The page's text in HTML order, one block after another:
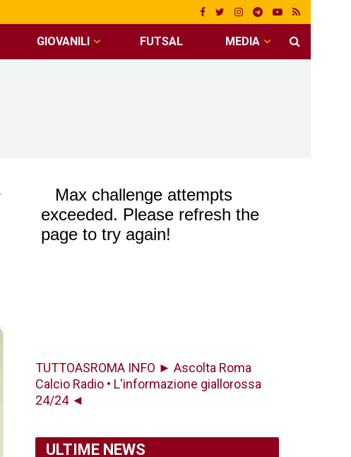
GIOVANILI FUTSAL MEDIA
TUTTOASROMA INFO ► Ascolta Roma
Calcio Radio • L'informazione giallorossa
24/24 ◄
ULTIME NEWS